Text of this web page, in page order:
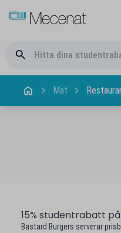
Mat
15% studentrabatt
Bastard Burgers serverar